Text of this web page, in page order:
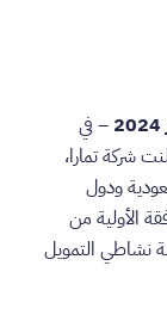
– في
شركة تمارا،
ودول
الأولية من
نشاطي التمويل